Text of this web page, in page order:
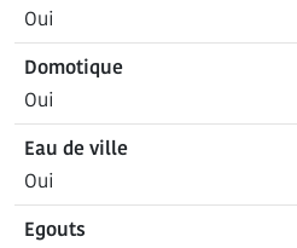
Oui
Domotique
Oui
Eau de ville
Oui
Egouts